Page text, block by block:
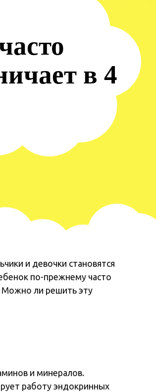
в 4
и девочки становятся
по-прежнему часто
Можно ли решить эту
и минералов.
работу эндокринных